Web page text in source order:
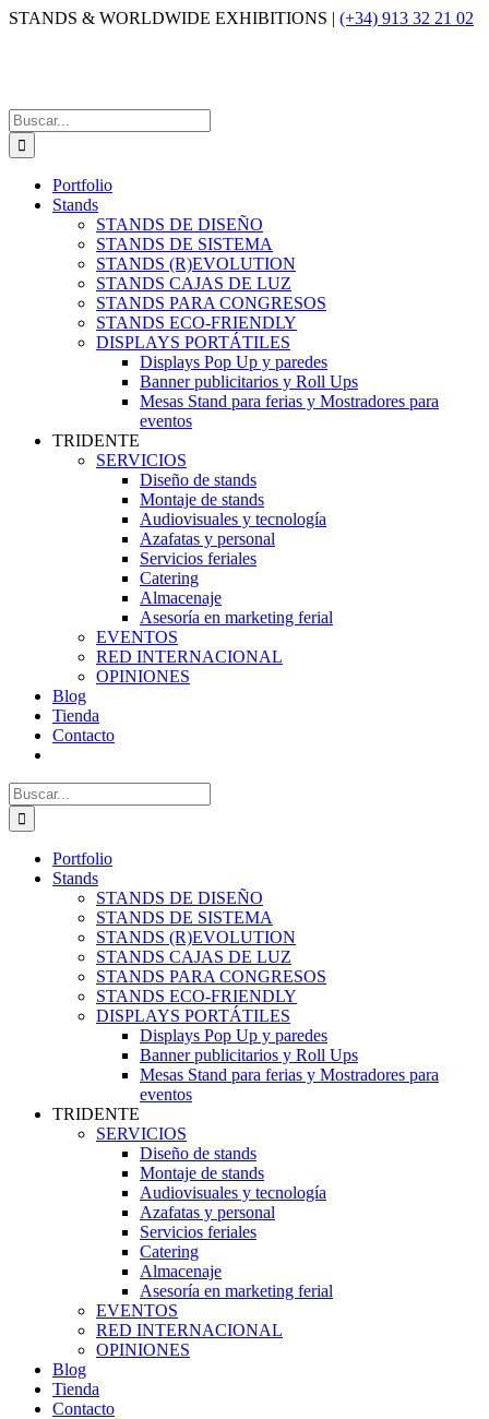
Saltar
STANDS & WORLDWIDE EXHIBITIONS | (+34) 913 32 21 02
Buscar:
Portfolio
Stands
STANDS DE DISEÑO
STANDS DE SISTEMA
STANDS (R)EVOLUTION
STANDS CAJAS DE LUZ
STANDS PARA CONGRESOS
STANDS ECO-FRIENDLY
DISPLAYS PORTÁTILES
Displays Pop Up y paredes
Banner publicitarios y Roll Ups
Mesas Stand para ferias y Mostradores para
eventos
TRIDENTE
SERVICIOS
Diseño de stands
Montaje de stands
Audiovisuales y tecnología
Azafatas y personal
Servicios feriales
Catering
Almacenaje
Asesoría en marketing ferial
EVENTOS
RED INTERNACIONAL
OPINIONES
Blog
Tienda
Contacto
Buscar:
Portfolio
Stands
STANDS DE DISEÑO
STANDS DE SISTEMA
STANDS (R)EVOLUTION
STANDS CAJAS DE LUZ
STANDS PARA CONGRESOS
STANDS ECO-FRIENDLY
DISPLAYS PORTÁTILES
Displays Pop Up y paredes
Banner publicitarios y Roll Ups
Mesas Stand para ferias y Mostradores para
eventos
TRIDENTE
SERVICIOS
Diseño de stands
Montaje de stands
Audiovisuales y tecnología
Azafatas y personal
Servicios feriales
Catering
Almacenaje
Asesoría en marketing ferial
EVENTOS
RED INTERNACIONAL
OPINIONES
Blog
Tienda
Contacto